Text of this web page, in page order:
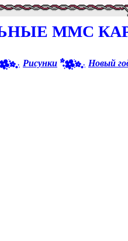
ММС
Рисунки Новый